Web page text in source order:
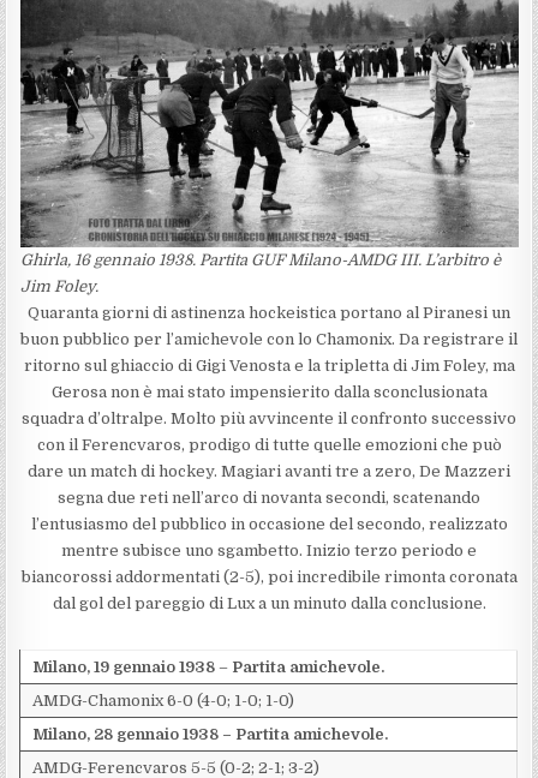
Ghirla, 16 gennaio 1938. Partita GUF Milano-AMDG III. L’arbitro è
Jim Foley.
Quaranta giorni di astinenza hockeistica portano al Piranesi un
buon pubblico per l’amichevole con lo Chamonix. Da registrare il
ritorno sul ghiaccio di Gigi Venosta e la tripletta di Jim Foley, ma
Gerosa non è mai stato impensierito dalla sconclusionata
squadra d’oltralpe. Molto più avvincente il confronto successivo
con il Ferencvaros, prodigo di tutte quelle emozioni che può
dare un match di hockey. Magiari avanti tre a zero, De Mazzeri
segna due reti nell’arco di novanta secondi, scatenando
l’entusiasmo del pubblico in occasione del secondo, realizzato
mentre subisce uno sgambetto. Inizio terzo periodo e
biancorossi addormentati (2-5), poi incredibile rimonta coronata
dal gol del pareggio di Lux a un minuto dalla conclusione.
Milano, 19 gennaio 1938 – Partita amichevole.
AMDG-Chamonix 6-0 (4-0; 1-0; 1-0)
Milano, 28 gennaio 1938 – Partita amichevole.
AMDG-Ferencvaros 5-5 (0-2; 2-1; 3-2)